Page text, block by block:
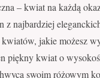
– kwiat na każdą
z najbardziej
jakie możesz
piękny kwiat o
swoim różowym